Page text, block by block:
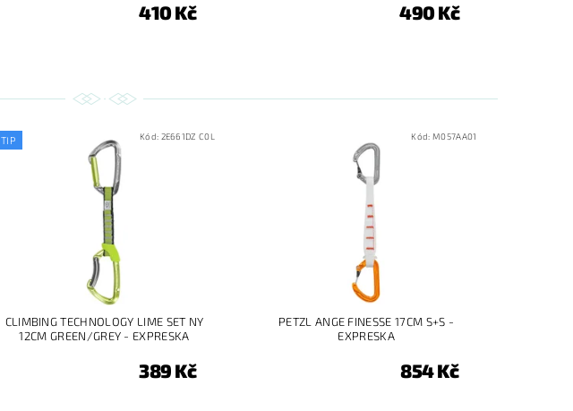
410 Kč 490 Kč
TIP Kód: 2E661DZ C0L
CLIMBING TECHNOLOGY LIME SET NY
12CM GREEN/GREY - EXPRESKA
389 Kč
Kód:M057AA01
PETZL ANGE FINESSE 17CM S+S -
EXPRESKA
854 Kč